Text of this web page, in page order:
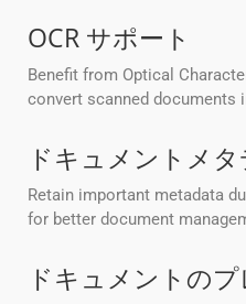
OCR サポート
Benefit from Optical
convert scanned documents
ドキュメントメ
Retain important metadata
for better document
ドキュメントの